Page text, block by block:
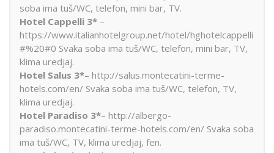
soba ima tuš/WC, telefon, mini bar, TV.
Hotel Cappelli 3* –
https://www.italianhotelgroup.net/hotel/hghotelcappelli
#%20#0 Svaka soba ima tuš/WC, telefon, mini bar, TV,
klima uredjaj.
Hotel Salus 3*– http://salus.montecatini-terme-
hotels.com/en/ Svaka soba ima tuš/WC, telefon, TV,
klima uredjaj.
Hotel Paradiso 3*– http://albergo-
paradiso.montecatini-terme-hotels.com/en/ Svaka soba
ima tuš/WC, TV, klima uredjaj, fen.